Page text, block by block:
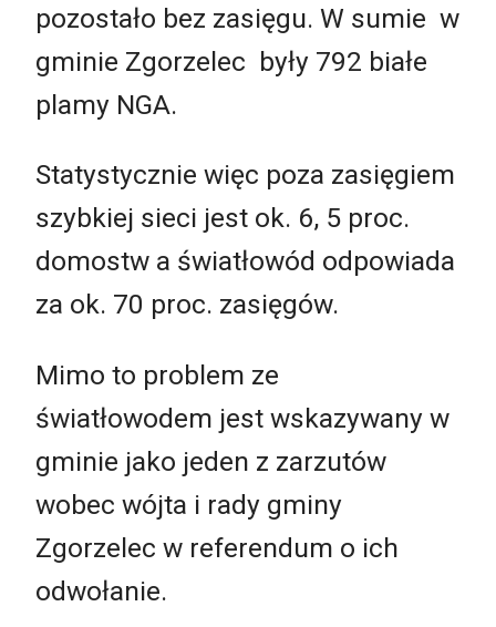
pozostało bez zasięgu. W sumie w
gminie Zgorzelec były 792 białe
plamy NGA.
Statystycznie więc poza zasięgiem
szybkiej sieci jest ok. 6, 5 proc.
domostw a światłowód odpowiada
za ok. 70 proc. zasięgów.
Mimo to problem ze
światłowodem jest wskazywany w
gminie jako jeden z zarzutów
wobec wójta i rady gminy
Zgorzelec w referendum o ich
odwołanie.